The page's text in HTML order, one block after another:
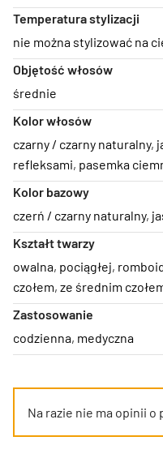
Temperatura stylizacji
nie można stylizować na
Objętość włosów
średnie
Kolor włosów
czarny / czarny naturalny,
refleksami, pasemka
Kolor bazowy
czerń / czarny naturalny,
Kształt twarzy
owalna, pociągłej,
czołem, ze średnim
Zastosowanie
codzienna, medyczna
Na razie nie ma opinii o